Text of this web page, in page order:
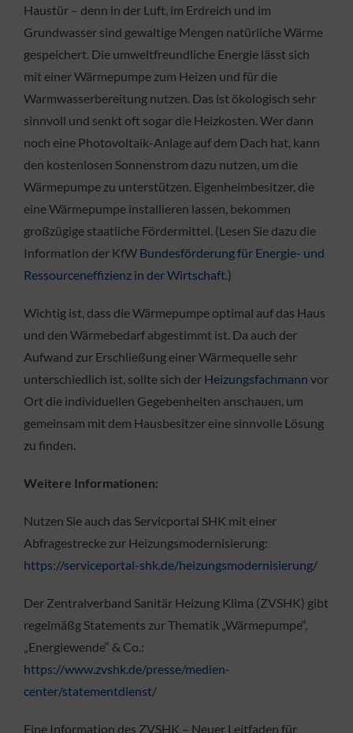
Haustür – denn in der Luft, im Erdreich und im
Grundwasser sind gewaltige Mengen natürliche Wärme
gespeichert. Die umweltfreundliche Energie lässt sich
mit einer Wärmepumpe zum Heizen und für die
Warmwasserbereitung nutzen. Das ist ökologisch sehr
sinnvoll und senkt oft sogar die Heizkosten. Wer dann
noch eine Photovoltaik-Anlage auf dem Dach hat, kann
den kostenlosen Sonnenstrom dazu nutzen, um die
Wärmepumpe zu unterstützen. Eigenheimbesitzer, die
eine Wärmepumpe installieren lassen, bekommen
großzügige staatliche Fördermittel. (Lesen Sie dazu die
Information der KfW Bundesförderung für Energie- und
Ressourceneffizienz in der Wirtschaft.)
Wichtig ist, dass die Wärmepumpe optimal auf das Haus
und den Wärmebedarf abgestimmt ist. Da auch der
Aufwand zur Erschließung einer Wärmequelle sehr
unterschiedlich ist, sollte sich der Heizungsfachmann vor
Ort die individuellen Gegebenheiten anschauen, um
gemeinsam mit dem Hausbesitzer eine sinnvolle Lösung
zu finden.
Weitere Informationen:
Nutzen Sie auch das Servicportal SHK mit einer
Abfragestrecke zur Heizungsmodernisierung:
https://serviceportal-shk.de/heizungsmodernisierung/
Der Zentralverband Sanitär Heizung Klima (ZVSHK) gibt
regelmäßg Statements zur Thematik „Wärmepumpe“,
„Energiewende“ & Co.:
https://www.zvshk.de/presse/medien-
center/statementdienst/
Eine Information des ZVSHK – Neuer Leitfaden für